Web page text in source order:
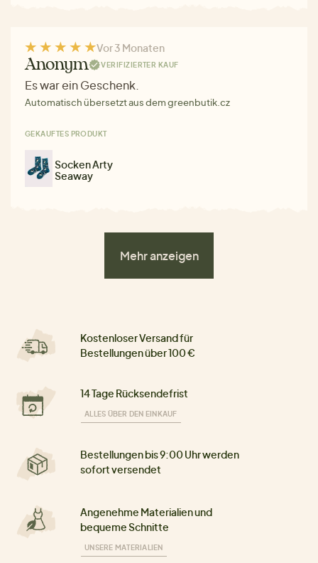
Vor 3 Monaten
Anonym VERIFIZIERTER KAUF
Es war ein Geschenk.
Automatisch übersetzt aus dem greenbutik.cz
GEKAUFTES PRODUKT
Socken Arty
Seaway
Mehr anzeigen
Kostenloser Versand für
Bestellungen über 100 €
14 Tage Rücksendefrist
ALLES ÜBER DEN EINKAUF
Bestellungen bis 9:00 Uhr werden
sofort versendet
Angenehme Materialien und
bequeme Schnitte
UNSERE MATERIALIEN